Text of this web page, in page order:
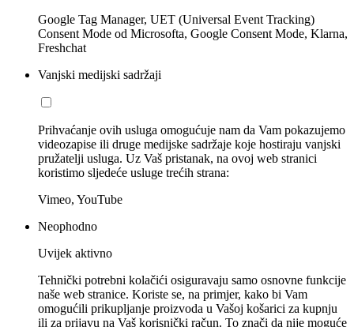
Google Tag Manager, UET (Universal Event Tracking)
Consent Mode od Microsofta, Google Consent Mode, Klarna,
Freshchat
Vanjski medijski sadržaji
Prihvaćanje ovih usluga omogućuje nam da Vam pokazujemo
videozapise ili druge medijske sadržaje koje hostiraju vanjski
pružatelji usluga. Uz Vaš pristanak, na ovoj web stranici
koristimo sljedeće usluge trećih strana:
Vimeo, YouTube
Neophodno
Uvijek aktivno
Tehnički potrebni kolačići osiguravaju samo osnovne funkcije
naše web stranice. Koriste se, na primjer, kako bi Vam
omogućili prikupljanje proizvoda u Vašoj košarici za kupnju
ili za prijavu na Vaš korisnički račun. To znači da nije moguće